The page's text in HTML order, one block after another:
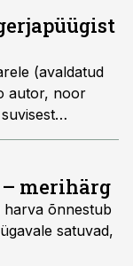
(avaldatud
autor, noor
katkendeid
merihärg
harva õnnestub
satuvad,